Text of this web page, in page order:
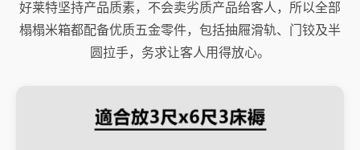
好莱特坚持产品质素，不会卖劣质产品给客人，所以全部
榻榻米箱都配备优质五金零件，包括抽屜滑轨、门铰及半
圆拉手，务求让客人用得放心。